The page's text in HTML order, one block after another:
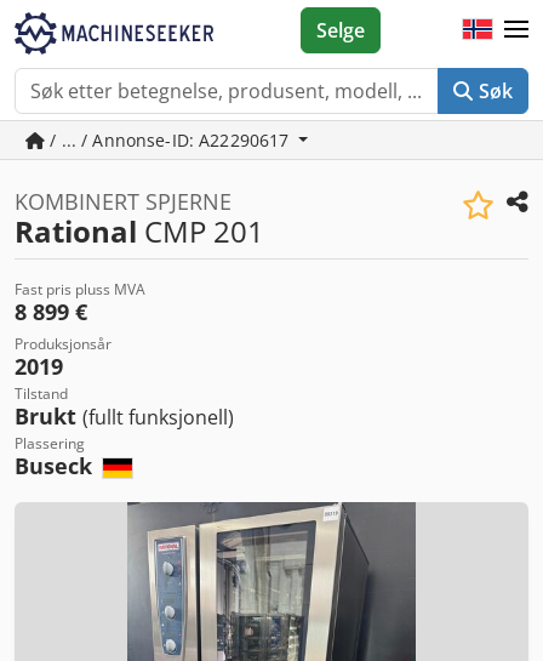
Søk
Selge
/ ... / Annonse-ID: A22290617
KOMBINERT SPJERNE
Rational CMP 201
Fast pris pluss MVA
8 899 €
Produksjonsår
2019
Tilstand
Brukt (fullt funksjonell)
Plassering
Buseck